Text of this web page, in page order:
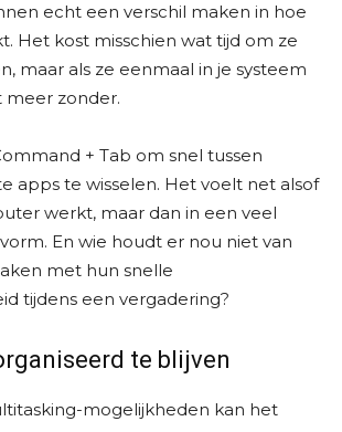
echt een verschil maken in hoe
Het kost misschien wat tijd om ze
maar als ze eenmaal in je systeem
meer zonder.
+ Tab om snel tussen
apps te wisselen. Het voelt net alsof
werkt, maar dan in een veel
En wie houdt er nou niet van
met hun snelle
tijdens een vergadering?
te blijven
mogelijkheden kan het